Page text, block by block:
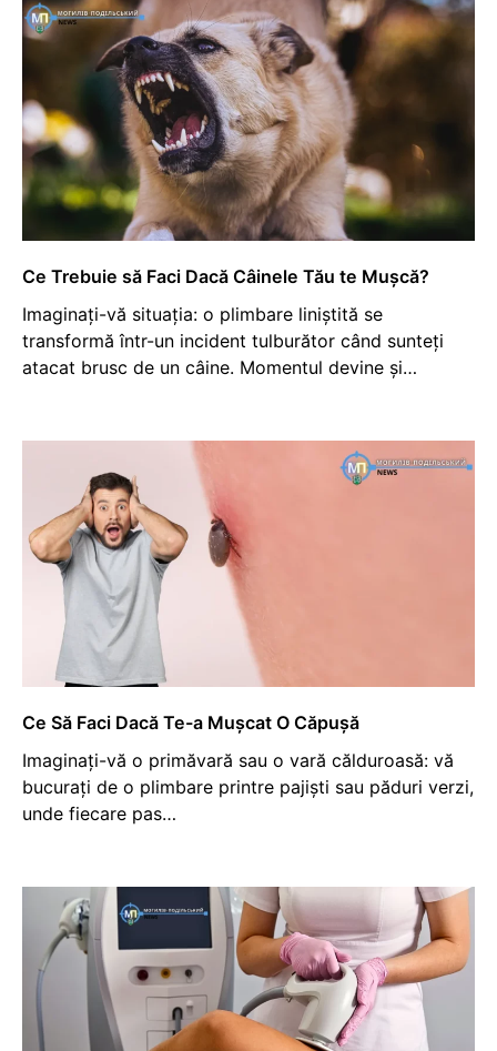
Ce Trebuie să Faci Dacă Câinele Tău te Mușcă?
Imaginați-vă situația: o plimbare liniștită se
transformă într-un incident tulburător când sunteți
atacat brusc de un câine. Momentul devine și…
Ce Să Faci Dacă Te-a Mușcat O Căpușă
Imaginați-vă o primăvară sau o vară călduroasă: vă
bucurați de o plimbare printre pajiști sau păduri verzi,
unde fiecare pas…